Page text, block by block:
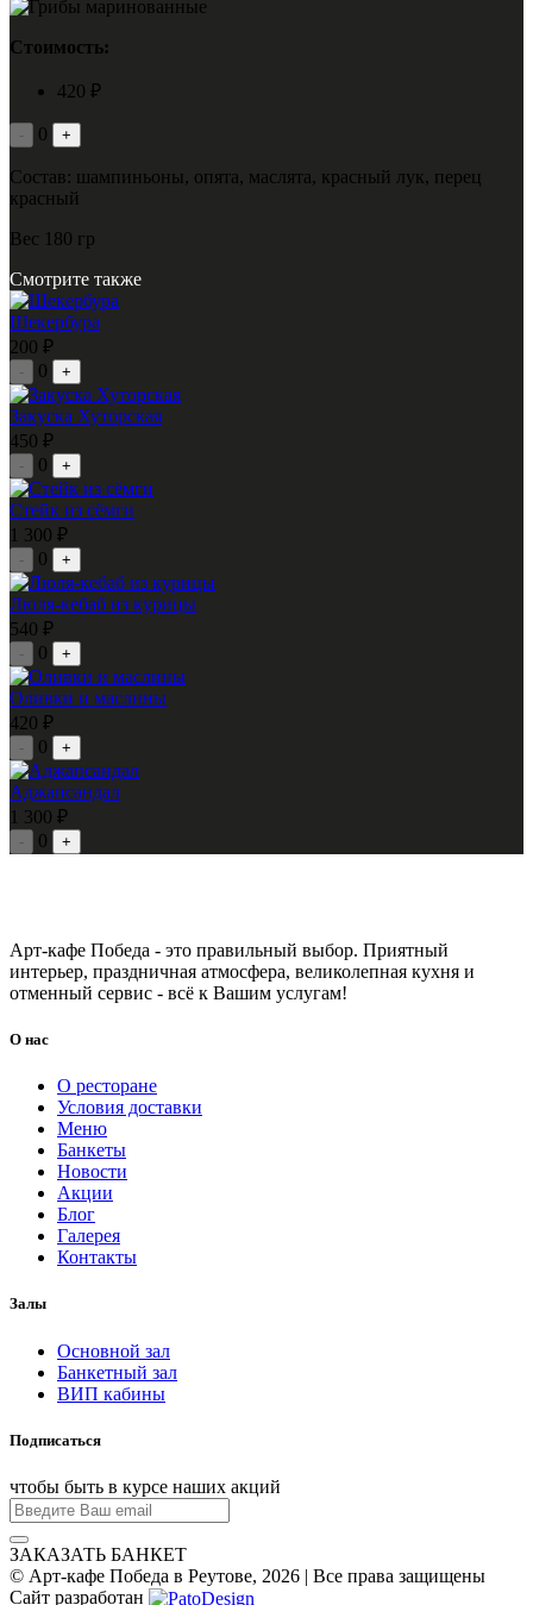
Стоимость:
420 ₽
- 0 +
Состав: шампиньоны, опята, маслята, красный лук, перец
красный
Вес 180 гр
Смотрите также
Шекербура
200 ₽
- 0 +
Закуска Хуторская
450 ₽
- 0 +
Стейк из сёмги
1 300 ₽
- 0 +
Люля-кебаб из курицы
540 ₽
- 0 +
Оливки и маслины
420 ₽
- 0 +
Аджапсандал
1 300 ₽
- 0 +
Арт-кафе Победа - это правильный выбор. Приятный
интерьер, праздничная атмосфера, великолепная кухня и
отменный сервис - всё к Вашим услугам!
О нас
О ресторане
Условия доставки
Меню
Банкеты
Новости
Акции
Блог
Галерея
Контакты
Залы
Основной зал
Банкетный зал
ВИП кабины
Подписаться
чтобы быть в курсе наших акций
ЗАКАЗАТЬ БАНКЕТ
© Арт-кафе Победа в Реутове, 2026 | Все права защищены
Сайт разработан